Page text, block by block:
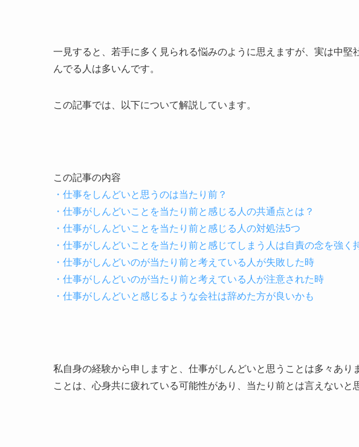
一見すると、若手に多く見られる悩みのように思えますが、実は中堅
んでる人は多いんです。
この記事では、以下について解説しています。
この記事の内容
・仕事をしんどいと思うのは当たり前？
・仕事がしんどいことを当たり前と感じる人の共通点とは？
・仕事がしんどいことを当たり前と感じる人の対処法5つ
・仕事がしんどいことを当たり前と感じてしまう人は自責の念を強く
・仕事がしんどいのが当たり前と考えている人が失敗した時
・仕事がしんどいのが当たり前と考えている人が注意された時
・仕事がしんどいと感じるような会社は辞めた方が良いかも
私自身の経験から申しますと、 仕事がしんどいと思うことは多々あり
ことは、心身共に疲れている可能性があり、当たり前とは言えないと